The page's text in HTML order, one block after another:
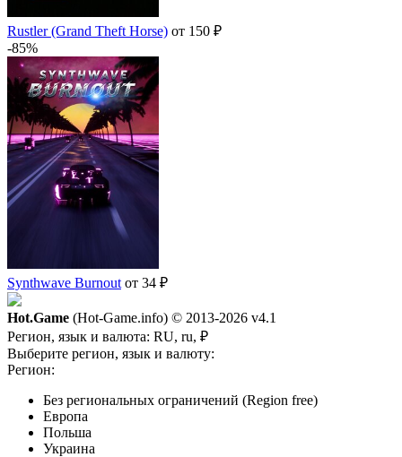
Rustler (Grand Theft Horse) от 150 ₽
-85%
Synthwave Burnout от 34 ₽
Hot.Game (Hot-Game.info) © 2013-2026 v4.1
Регион, язык и валюта: RU, ru, ₽
Выберите регион, язык и валюту:
Регион:
Без региональных ограничений (Region free)
Европа
Польша
Украина